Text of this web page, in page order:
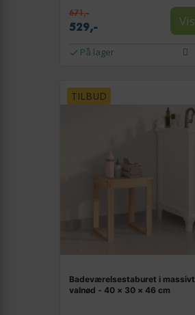
671,-
529,- Vis
På lager
TILBUD
Badeværelsestaburet i massivt
valnød - 40 × 30 × 46 cm